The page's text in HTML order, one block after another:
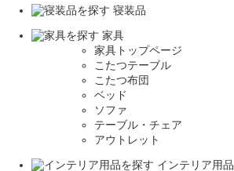
寝装品
家具
家具トップページ
こたつテーブル
こたつ布団
ベッド
ソファ
テーブル・チェア
アウトレット
インテリア用品